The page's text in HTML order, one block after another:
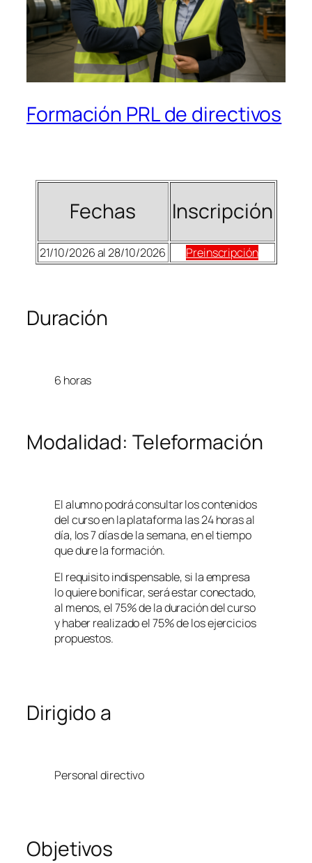
Formación PRL de directivos
Fechas Inscripción
21/10/2026 al 28/10/2026 Preinscripción
Duración
6 horas
Modalidad: Teleformación
El alumno podrá consultar los contenidos
del curso en la plataforma las 24 horas al
día, los 7 días de la semana, en el tiempo
que dure la formación.
El requisito indispensable, si la empresa
lo quiere bonificar, será estar conectado,
al menos, el 75% de la duración del curso
y haber realizado el 75% de los ejercicios
propuestos.
Dirigido a
Personal directivo
Objetivos